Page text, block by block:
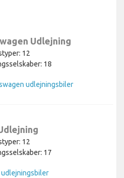
Udlejning
12
18
udlejningsbiler
12
17
udlejningsbiler